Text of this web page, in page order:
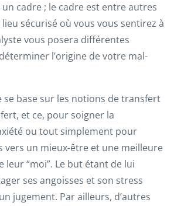
cadre ; le cadre est entre autres
sécurisé où vous vous sentirez à
vous posera différentes
l’origine de votre mal-
se base sur les notions de transfert
et ce, pour soigner la
ou tout simplement pour
vers un mieux-être et une meilleure
leur “moi”. Le but étant de lui
ses angoisses et son stress
jugement. Par ailleurs, d’autres